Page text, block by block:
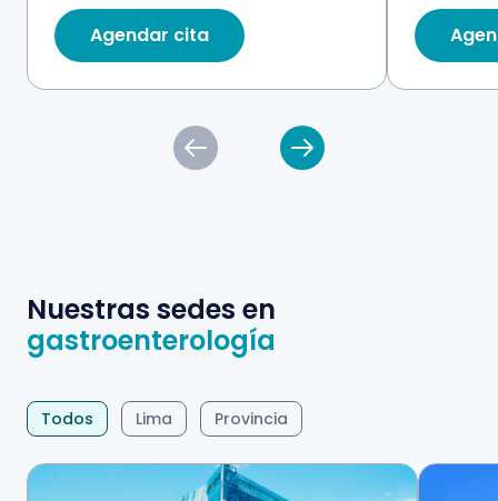
Agendar cita
Nuestras sedes en
gastroenterología
Todos Lima Provincia